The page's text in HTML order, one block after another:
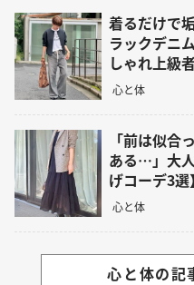
着るだけで
ラックデニ
しゃれ上級者
心と体
「前は似合
ある…」大
げコーデ3選】
心と体
心と体の記